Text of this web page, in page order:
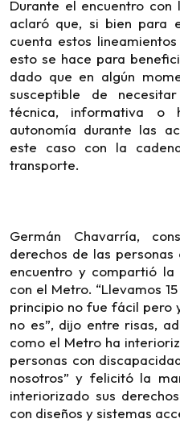
Durante el encuentro
aclaró que, si bien para
cuenta estos
esto se hace para
dado que en algún
susceptible de
técnica, informativa o
autonomía durante las
este caso con la
transporte.
Germán Chavarría,
derechos de las
encuentro y compartió
con el Metro. “Llevamos
principio no fue fácil pero
no es”, dijo entre risas,
como el Metro ha
personas con
nosotros” y felicitó la
interiorizado sus
con diseños y sistemas